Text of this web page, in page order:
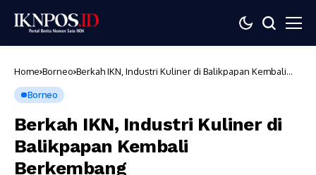
Home Borneo Berkah IKN, Industri Kuliner di Balikpapan Kembali
Borneo
Berkah IKN, Industri Kuliner di
Balikpapan Kembali
Berkembang